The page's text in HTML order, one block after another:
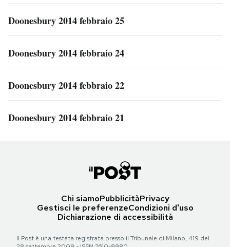
Doonesbury 2014 febbraio 25
Doonesbury 2014 febbraio 24
Doonesbury 2014 febbraio 22
Doonesbury 2014 febbraio 21
Chi siamoPubblicitàPrivacy
Gestisci le preferenzeCondizioni d'uso
Dichiarazione di accessibilità
Il Post è una testata registrata presso il Tribunale di Milano, 419 del